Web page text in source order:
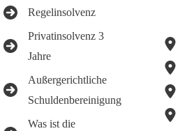
Regelinsolvenz
Privatinsolvenz 3
Jahre
Außergerichtliche
Schuldenbereinigung
Was ist die